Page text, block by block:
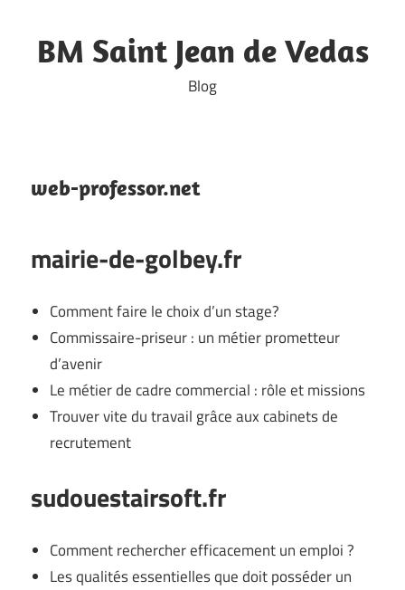
to
content
BM Saint Jean de Vedas
Blog
web-professor.net
mairie-de-golbey.fr
Comment faire le choix d’un stage?
Commissaire-priseur : un métier prometteur
d’avenir
Le métier de cadre commercial : rôle et missions
Trouver vite du travail grâce aux cabinets de
recrutement
sudouestairsoft.fr
Comment rechercher efficacement un emploi ?
Les qualités essentielles que doit posséder un